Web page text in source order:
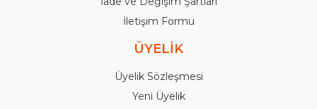
İletişim Formu
ÜYELİK
Üyelik Sözleşmesi
Yeni Üyelik